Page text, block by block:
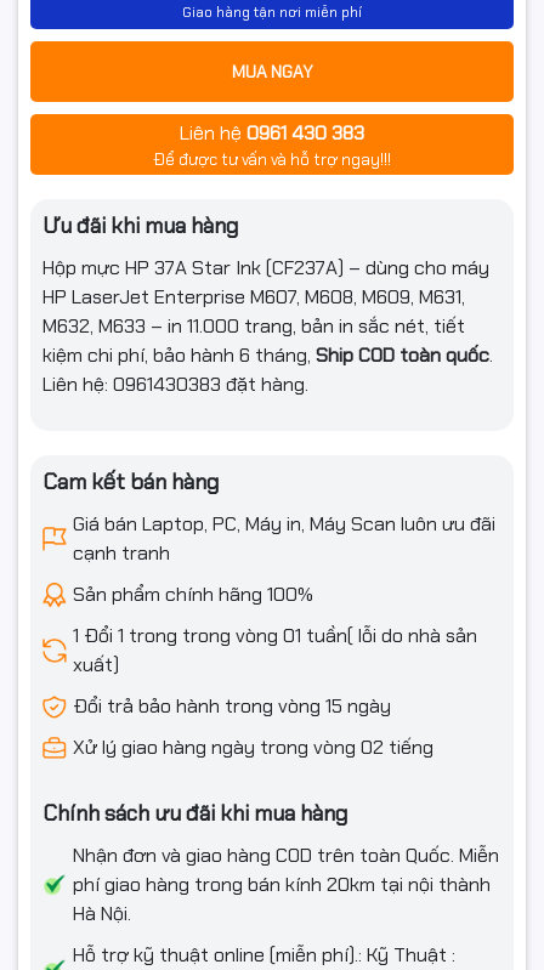
Giao hàng tận nơi miễn phí
MUA NGAY
Liên hệ 0961 430 383
Để được tư vấn và hỗ trợ ngay!!!
Ưu đãi khi mua hàng
Hộp mực HP 37A Star Ink (CF237A) – dùng cho máy
HP LaserJet Enterprise M607, M608, M609, M631,
M632, M633 – in 11.000 trang, bản in sắc nét, tiết
kiệm chi phí, bảo hành 6 tháng, Ship COD toàn quốc.
Liên hệ: 0961430383 đặt hàng.
Cam kết bán hàng
Giá bán Laptop, PC, Máy in, Máy Scan luôn ưu đãi
cạnh tranh
Sản phẩm chính hãng 100%
1 Đổi 1 trong trong vòng 01 tuần( lỗi do nhà sản
xuất)
Đổi trả bảo hành trong vòng 15 ngày
Xử lý giao hàng ngày trong vòng 02 tiếng
Chính sách ưu đãi khi mua hàng
Nhận đơn và giao hàng COD trên toàn Quốc. Miễn
phí giao hàng trong bán kính 20km tại nội thành
Hà Nội.
Hỗ trợ kỹ thuật online (miễn phí).: Kỹ Thuật :